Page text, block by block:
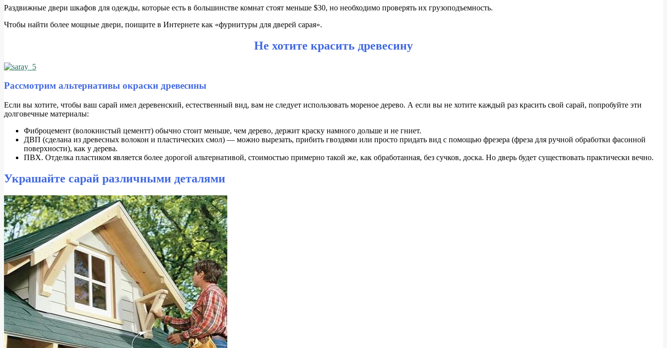
Раздвижные двери шкафов для одежды, которые есть в большинстве комнат стоят меньше $30, но необходимо проверять их грузоподъемность.
Чтобы найти более мощные двери, поищите в Интернете как «фурнитуры для дверей сарая».
Не хотите красить древесину
Рассмотрим альтернативы окраски древесины
Если вы хотите, чтобы ваш сарай имел деревенский, естественный вид, вам не следует использовать мореное дерево. А если вы не хотите каждый раз красить свой сарай, попробуйте эти
долговечные материалы:
Фиброцемент (волокнистый цементт) обычно стоит меньше, чем дерево, держит краску намного дольше и не гниет.
ДВП (сделана из древесных волокон и пластических смол) — можно вырезать, прибить гвоздями или просто придать вид с помощью фрезера (фреза для ручной обработки фасонной
поверхности), как у дерева.
ПВХ. Отделка пластиком является более дорогой альтернативой, стоимостью примерно такой же, как обработанная, без сучков, доска. Но дверь будет существовать практически вечно.
Украшайте сарай различными деталями